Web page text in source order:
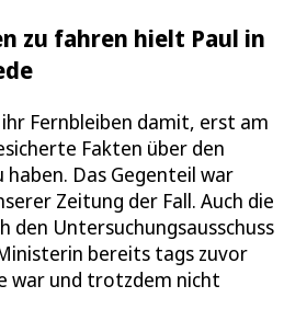
zu fahren hielt Paul in
Fernbleiben damit, erst am
Fakten über den
Das Gegenteil war
Zeitung der Fall. Auch die
den Untersuchungsausschuss
bereits tags zuvor
war und trotzdem nicht